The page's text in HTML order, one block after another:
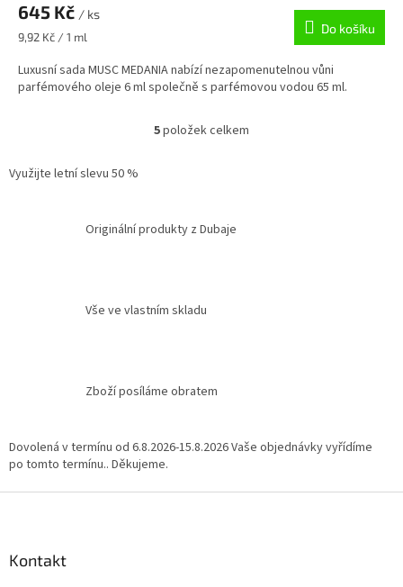
645 Kč / ks
Měrná
9,92 Kč / 1 ml
Do košíku
Luxusní sada MUSC MEDANIA nabízí nezapomenutelnou vůni
parfémového oleje 6 ml společně s parfémovou vodou 65 ml.
O
a
v
p
u
5položek celkem
Využijte letní slevu 50 %
Originální produkty z Dubaje
Vše ve vlastním skladu
Zboží posíláme obratem
Dovolená v termínu od 6.8.2026-15.8.2026 Vaše objednávky vyřídíme
po tomto termínu.. Děkujeme.
Kontakt